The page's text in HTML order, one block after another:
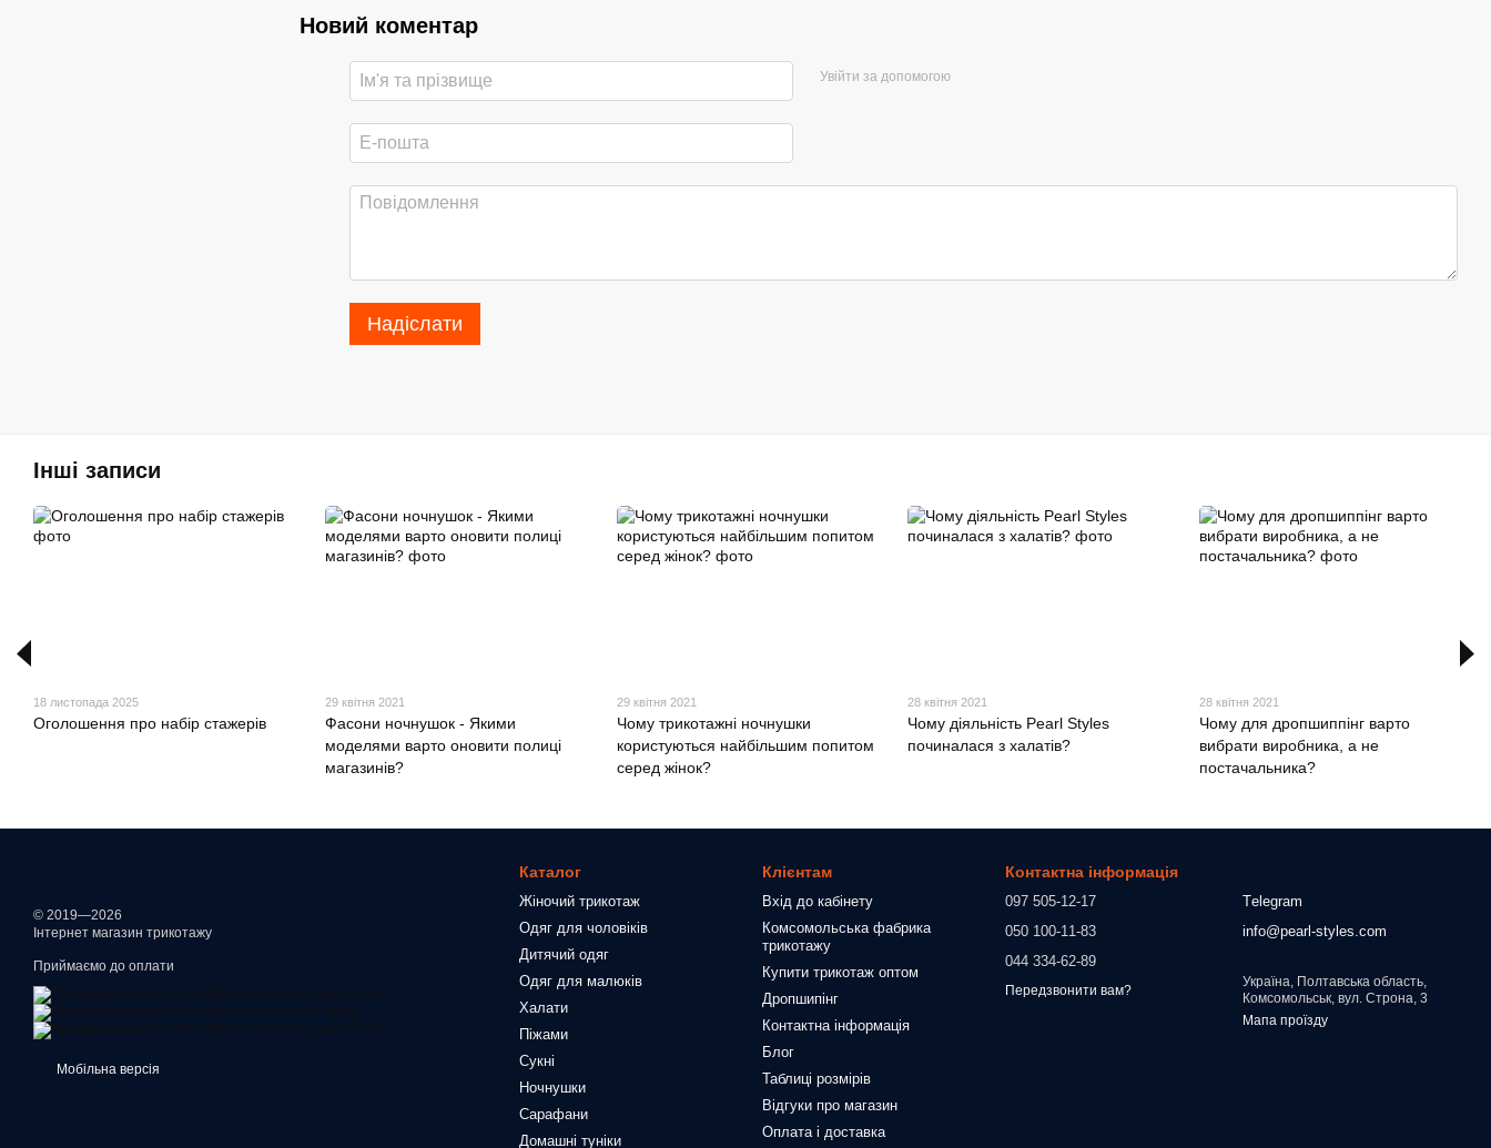
Новий коментар
Увійти за допомогою
Надіслати
Інші записи
18 листопада 2025
Оголошення про набір стажерів
29 квітня 2021
Фасони ночнушок - Якими
моделями варто оновити полиці
магазинів?
29 квітня 2021
Чому трикотажні ночнушки
користуються найбільшим попитом
серед жінок?
28 квітня 2021
Чому діяльність Pearl Styles
починалася з халатів?
28 квітня 2021
Чому для дропшиппінг варто
вибрати виробника, а не
постачальника?
© 2019—2026
Інтернет магазин трикотажу
Приймаємо до оплати
Мобільна версія
Каталог
Жіночий трикотаж
Одяг для чоловіків
Дитячий одяг
Одяг для малюків
Халати
Піжами
Сукні
Ночнушки
Сарафани
Домашні туніки
Клієнтам
Вхід до кабінету
Комсомольська фабрика
трикотажу
Купити трикотаж оптом
Дропшипінг
Контактна інформація
Блог
Таблиці розмірів
Відгуки про магазин
Оплата і доставка
Контактна інформація
097 505-12-17
050 100-11-83
044 334-62-89
Передзвонити вам?
Тelegram
info@pearl-styles.com
Україна, Полтавська область,
Комсомольськ, вул. Строна, 3
Мапа проїзду